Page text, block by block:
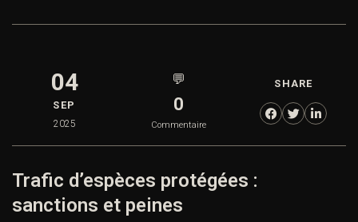
04
SEP
2025
💬
0
Commentaire
SHARE
Trafic d’espèces protégées :
sanctions et peines